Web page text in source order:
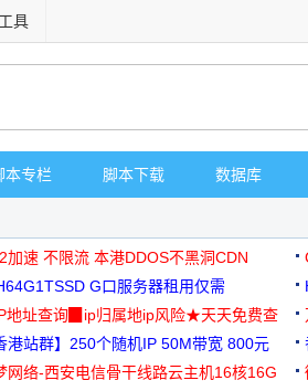
具
本专栏 脚本下载 数据库
加速 不限流 本港DDOS不黑洞CDN
G口服务器租用仅需
可免费测试
地址查询▉ip归属地ip风险★天天免费查
港站群】250个随机IP 50M带宽 800元
网络-西安电信骨干线路云主机16核16G